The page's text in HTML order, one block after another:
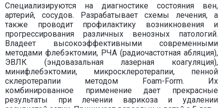
Специализируются на диагностике состояния вен,
артерий, сосудов. Разрабатывает схемы лечения, а
также проводит профилактику возникновения и
прогрессирования различных венозных патологий.
Владеет высокоэффективными современными
методами флебэктомии, РЧА (радиочастотная абляция),
ЭВЛК (эндовазальная лазерная коагуляция),
минифлебэктомии, микросклеротерапии, пенной
склеротерапии методом Foam-Form. Их
комбинированное применение дает прекрасные
результаты при лечении варикоза и удалении